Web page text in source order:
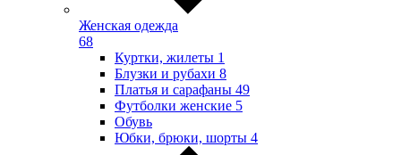
Женская одежда
68
Куртки, жилеты 1
Блузки и рубахи 8
Платья и сарафаны 49
Футболки женские 5
Обувь
Юбки, брюки, шорты 4